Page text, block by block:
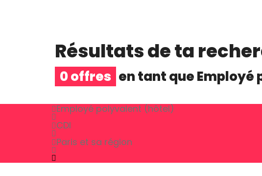
Résultats de ta
0 offres en tant queEmployé
Employé polyvalent (hôtel)
CDI
Paris et sa région